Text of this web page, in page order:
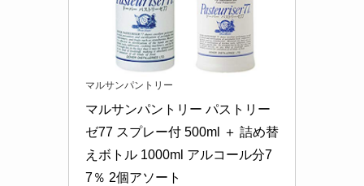
マルサンパントリー
マルサンパントリー パストリー
ゼ77 スプレー付 500ml ＋ 詰め替
えボトル 1000ml アルコール分7
7％ 2個アソート